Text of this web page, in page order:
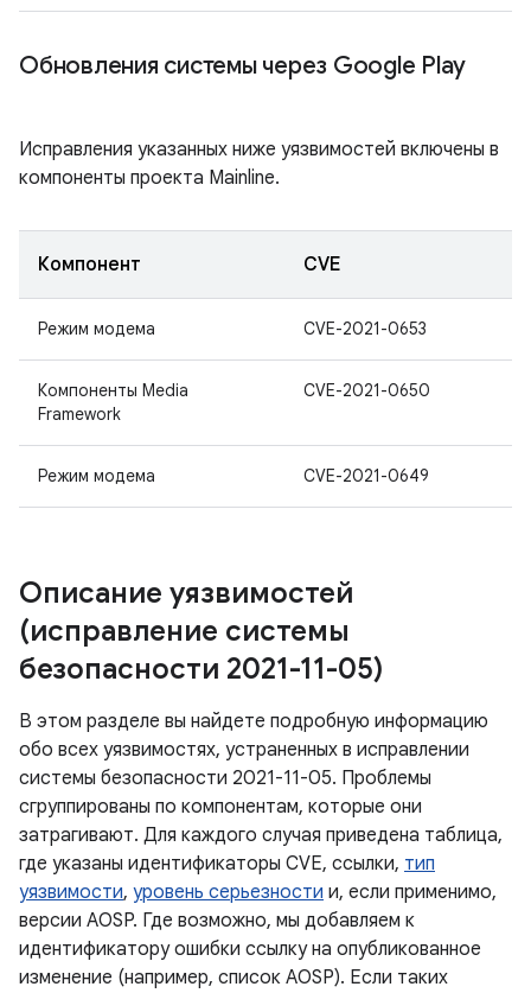
Обновления системы через Google Play
Исправления указанных ниже уязвимостей включены в
компоненты проекта Mainline.
Компонент CVE
Режим модема CVE-2021-0653
Компоненты Media
Framework
CVE-2021-0650
Режим модема CVE-2021-0649
Описание уязвимостей
(исправление системы
безопасности 2021-11-05)
В этом разделе вы найдете подробную информацию
обо всех уязвимостях, устраненных в исправлении
системы безопасности 2021-11-05. Проблемы
сгруппированы по компонентам, которые они
затрагивают. Для каждого случая приведена таблица,
где указаны идентификаторы CVE, ссылки, тип
уязвимости, уровень серьезности и, если применимо,
версии AOSP. Где возможно, мы добавляем к
идентификатору ошибки ссылку на опубликованное
изменение (например, список AOSP). Если таких